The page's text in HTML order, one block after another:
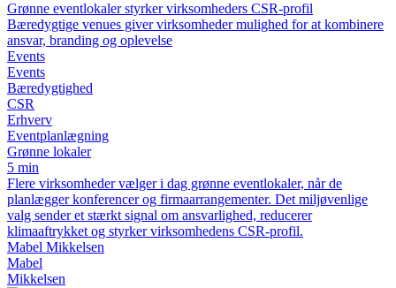
Grønne eventlokaler styrker virksomheders CSR-profil
Bæredygtige venues giver virksomheder mulighed for at kombinere
ansvar, branding og oplevelse
Events
Events
Bæredygtighed
CSR
Erhverv
Eventplanlægning
Grønne lokaler
5 min
Flere virksomheder vælger i dag grønne eventlokaler, når de
planlægger konferencer og firmaarrangementer. Det miljøvenlige
valg sender et stærkt signal om ansvarlighed, reducerer
klimaaftrykket og styrker virksomhedens CSR-profil.
Mabel Mikkelsen
Mabel
Mikkelsen